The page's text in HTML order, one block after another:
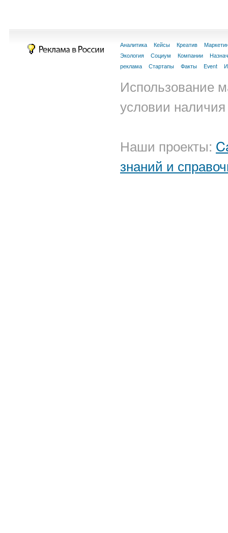
Аналитика Кейсы Креатив
Экология
Социум Компании
реклама
Стартапы Факты Event
Использование
условии
Наши проекты:
знаний и